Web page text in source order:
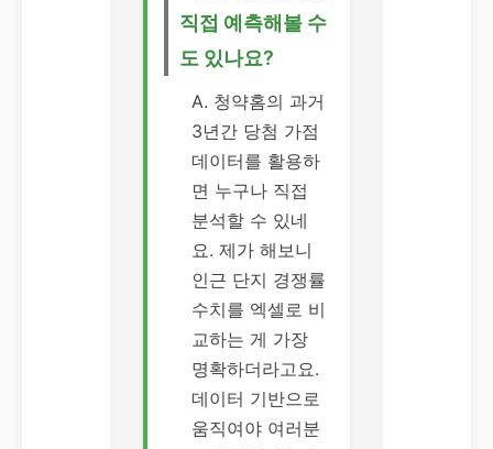
직접 예측해볼 수
도 있나요?
A. 청약홈의 과거
3년간 당첨 가점
데이터를 활용하
면 누구나 직접
분석할 수 있네
요. 제가 해보니
인근 단지 경쟁률
수치를 엑셀로 비
교하는 게 가장
명확하더라고요.
데이터 기반으로
움직여야 여러분